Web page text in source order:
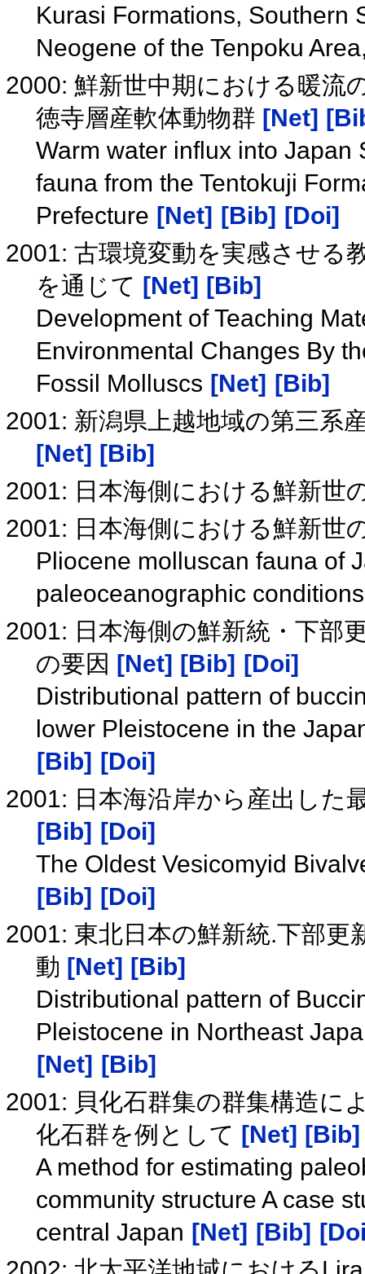
Kurasi Formations, Southern
Neogene of the Tenpoku
2000: 鮮新世中期における暖流
徳寺層産軟体動物群 [Net]
Warm water influx into
fauna from the Tentokuji
Prefecture [Net] [Bib] [Doi]
2001: 古環境変動を実感させる
を通じて [Net] [Bib]
Development of Teaching
Environmental Changes By
Fossil Molluscs [Net] [Bib]
2001: 新潟県上越地域の第三系
[Net] [Bib]
2001: 日本海側における鮮新世
2001: 日本海側における鮮新世
Pliocene molluscan fauna of
paleoceanographic
2001: 日本海側の鮮新統・下部
の要因 [Net] [Bib]
[Doi]
Distributional pattern of
lower Pleistocene in the
[Bib]
[Doi]
2001: 日本海沿岸から産出した
[Bib]
[Doi]
The Oldest Vesicomyid
[Bib]
[Doi]
2001: 東北日本の鮮新統.下部
動 [Net] [Bib]
Distributional pattern of
Pleistocene in Northeast
[Net]
[Bib]
2001: 貝化石群集の群集構造に
化石群を例として [Net] [Bib]
A method for estimating
community structure A case
central Japan [Net] [Bib]